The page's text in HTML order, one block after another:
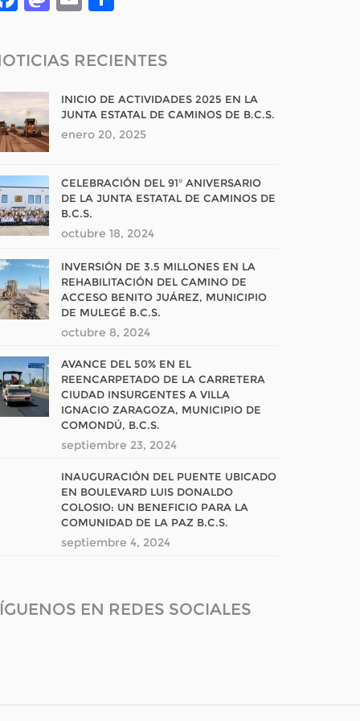
RECIENTES
INICIO DE ACTIVIDADES 2025 EN LA
JUNTA ESTATAL DE CAMINOS DE B.C.S.
enero 20, 2025
CELEBRACIÓN DEL 91° ANIVERSARIO
DE LA JUNTA ESTATAL DE CAMINOS DE
B.C.S.
octubre 18, 2024
INVERSIÓN DE 3.5 MILLONES EN LA
REHABILITACIÓN DEL CAMINO DE
ACCESO BENITO JUÁREZ, MUNICIPIO
DE MULEGÉ B.C.S.
octubre 8, 2024
AVANCE DEL 50% EN EL
REENCARPETADO DE LA CARRETERA
CIUDAD INSURGENTES A VILLA
IGNACIO ZARAGOZA, MUNICIPIO DE
COMONDÚ, B.C.S.
septiembre 23, 2024
INAUGURACIÓN DEL PUENTE UBICADO
EN BOULEVARD LUIS DONALDO
COLOSIO: UN BENEFICIO PARA LA
COMUNIDAD DE LA PAZ B.C.S.
septiembre 4, 2024
EN REDES SOCIALES